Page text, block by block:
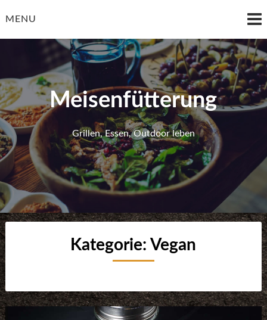
toMENU
Meisenfütterung
Grillen, Essen, Outdoor leben
Kategorie:Vegan